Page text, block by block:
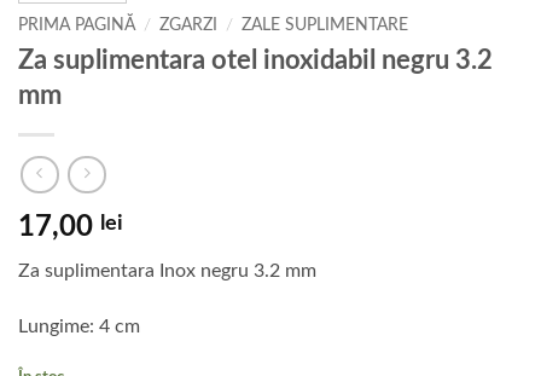
PRIMA PAGINĂ / ZGARZI / ZALE SUPLIMENTARE
Za suplimentara otel inoxidabil negru 3.2
mm
17,00 lei
Za suplimentara Inox negru 3.2 mm
Lungime: 4 cm